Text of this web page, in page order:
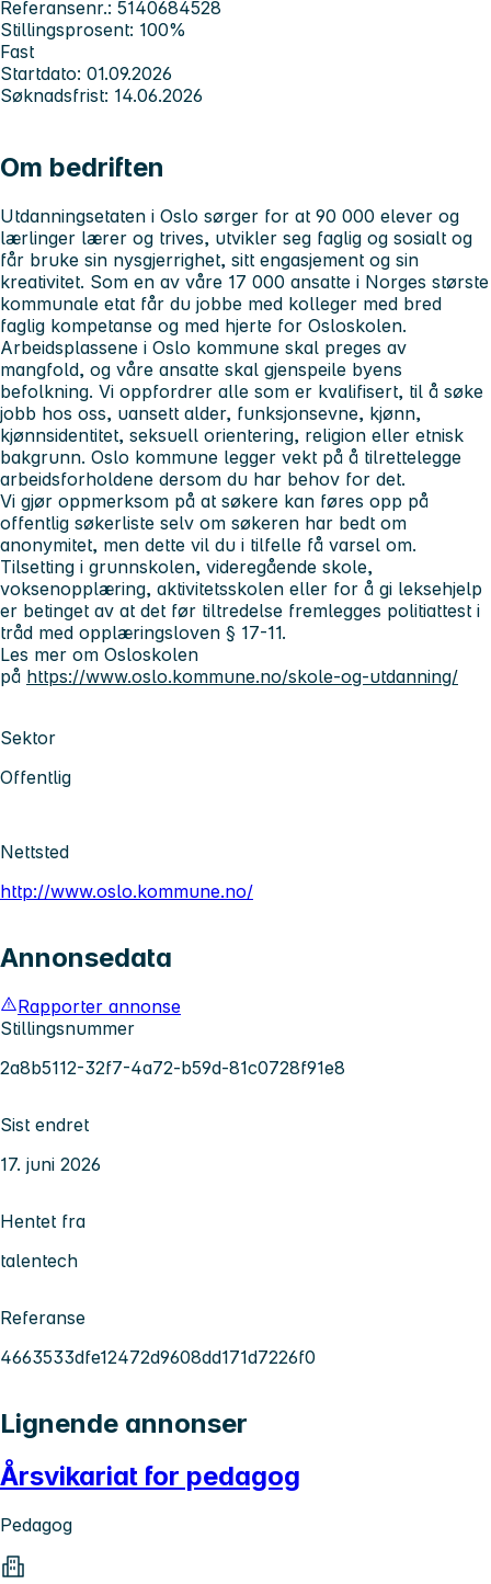
Referansenr.: 5140684528
Stillingsprosent: 100%
Fast
Startdato: 01.09.2026
Søknadsfrist: 14.06.2026
Om bedriften
Utdanningsetaten i Oslo sørger for at 90 000 elever og
lærlinger lærer og trives, utvikler seg faglig og sosialt og
får bruke sin nysgjerrighet, sitt engasjement og sin
kreativitet. Som en av våre 17 000 ansatte i Norges største
kommunale etat får du jobbe med kolleger med bred
faglig kompetanse og med hjerte for Osloskolen.
Arbeidsplassene i Oslo kommune skal preges av
mangfold, og våre ansatte skal gjenspeile byens
befolkning. Vi oppfordrer alle som er kvalifisert, til å søke
jobb hos oss, uansett alder, funksjonsevne, kjønn,
kjønnsidentitet, seksuell orientering, religion eller etnisk
bakgrunn. Oslo kommune legger vekt på å tilrettelegge
arbeidsforholdene dersom du har behov for det.
Vi gjør oppmerksom på at søkere kan føres opp på
offentlig søkerliste selv om søkeren har bedt om
anonymitet, men dette vil du i tilfelle få varsel om.
Tilsetting i grunnskolen, videregående skole,
voksenopplæring, aktivitetsskolen eller for å gi leksehjelp
er betinget av at det før tiltredelse fremlegges politiattest i
tråd med opplæringsloven § 17-11.
Les mer om Osloskolen
på https://www.oslo.kommune.no/skole-og-utdanning/
Sektor
Offentlig
Nettsted
http://www.oslo.kommune.no/
Annonsedata
Rapporter annonse
Stillingsnummer
2a8b5112-32f7-4a72-b59d-81c0728f91e8
Sist endret
17. juni 2026
Hentet fra
talentech
Referanse
4663533dfe12472d9608dd171d7226f0
Lignende annonser
Årsvikariat for pedagog
Pedagog